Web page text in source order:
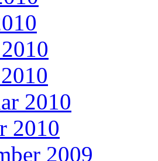
2010
2010
2009